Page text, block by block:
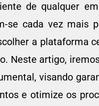
de qualquer
se cada vez mais
a plataforma
Neste artigo,
visando
e otimize os